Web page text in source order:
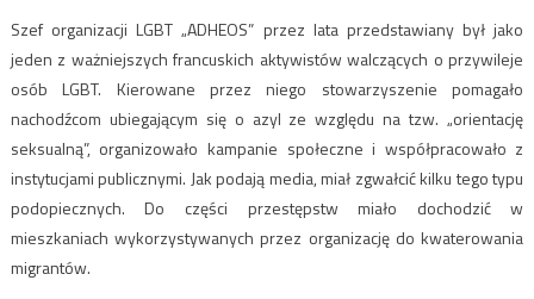
Szef organizacji LGBT „ADHEOS” przez lata przedstawiany był jako
jeden z ważniejszych francuskich aktywistów walczących o przywileje
osób LGBT. Kierowane przez niego stowarzyszenie pomagało
nachodźcom ubiegającym się o azyl ze względu na tzw. „orientację
seksualną”, organizowało kampanie społeczne i współpracowało z
instytucjami publicznymi. Jak podają media, miał zgwałcić kilku tego typu
podopiecznych. Do części przestępstw miało dochodzić w
mieszkaniach wykorzystywanych przez organizację do kwaterowania
migrantów.